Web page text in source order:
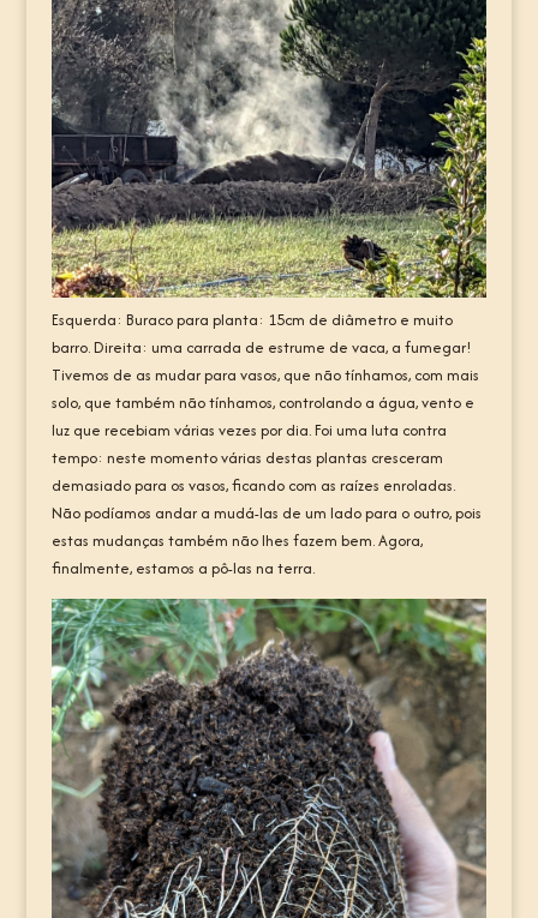
Esquerda: Buraco para planta: 15cm de diâmetro e muito
barro. Direita: uma carrada de estrume de vaca, a fumegar!
Tivemos de as mudar para vasos, que não tínhamos, com mais
solo, que também não tínhamos, controlando a água, vento e
luz que recebiam várias vezes por dia. Foi uma luta contra
tempo: neste momento várias destas plantas cresceram
demasiado para os vasos, ficando com as raízes enroladas.
Não podíamos andar a mudá-las de um lado para o outro, pois
estas mudanças também não lhes fazem bem. Agora,
finalmente, estamos a pô-las na terra.